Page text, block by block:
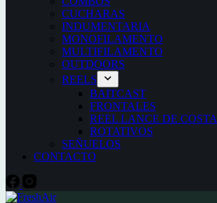
CUCHARAS
INDUMENTARIA
MONOFILAMENTO
MULTIFILAMENTO
OUTDOORS
REELS
BAITCAST
FRONTALES
REEL LANCE DE COSTA
ROTATIVOS
SEÑUELOS
CONTACTO